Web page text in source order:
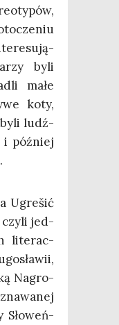
byli
małe
koty,
byli ludź­
i póź­niej
Ugre­šić
czy­li jed­
lite­rac­
Nagro­
Sło­weń­